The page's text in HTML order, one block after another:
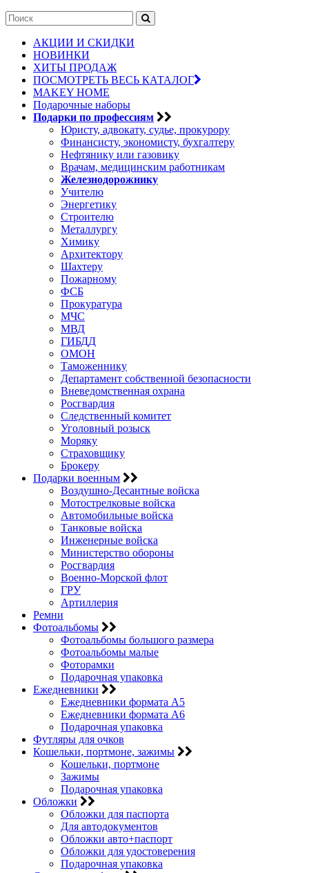
АКЦИИ И СКИДКИ
НОВИНКИ
ХИТЫ ПРОДАЖ
ПОСМОТРЕТЬ ВЕСЬ КАТАЛОГ
MAKEY HOME
Подарочные наборы
Подарки по профессиям
Юристу, адвокату, судье, прокурору
Финансисту, экономисту, бухгалтеру
Нефтянику или газовику
Врачам, медицинским работникам
Железнодорожнику
Учителю
Энергетику
Строителю
Металлургу
Химику
Архитектору
Шахтеру
Пожарному
ФСБ
Прокуратура
МЧС
МВД
ГИБДД
ОМОН
Таможеннику
Департамент собственной безопасности
Вневедомственная охрана
Росгвардия
Следственный комитет
Уголовный розыск
Моряку
Страховщику
Брокеру
Подарки военным
Воздушно-Десантные войска
Мотострелковые войска
Автомобильные войска
Танковые войска
Инженерные войска
Министерство обороны
Росгвардия
Военно-Морской флот
ГРУ
Артиллерия
Ремни
Фотоальбомы
Фотоальбомы большого размера
Фотоальбомы малые
Фоторамки
Подарочная упаковка
Ежедневники
Ежедневники формата А5
Ежедневники формата А6
Подарочная упаковка
Футляры для очков
Кошельки, портмоне, зажимы
Кошельки, портмоне
Зажимы
Подарочная упаковка
Обложки
Обложки для паспорта
Для автодокументов
Обложки авто+паспорт
Обложки для удостоверения
Подарочная упаковка